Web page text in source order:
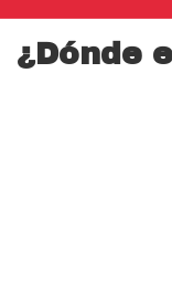
¿Dónde